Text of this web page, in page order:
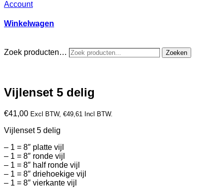
Account
Winkelwagen
Zoek producten… Zoeken
Vijlenset 5 delig
€41,00 Excl BTW, €49,61 Incl BTW.
Vijlenset 5 delig
– 1 = 8″ platte vijl
– 1 = 8″ ronde vijl
– 1 = 8″ half ronde vijl
– 1 = 8″ driehoekige vijl
– 1 = 8″ vierkante vijl